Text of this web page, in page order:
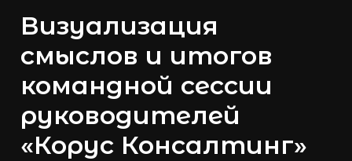
смыслов и итогов
командной сессии
руководителей
«Корус Консалтинг»